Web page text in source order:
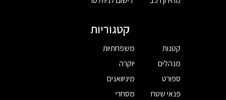
קטגוריות
קטנות
מנהלים
ספורט
פנאי שטח
משפחתיות
יוקרה
מיניוואנים
מסחרי